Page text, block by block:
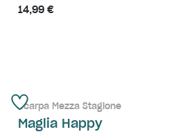
14,99 €
Scarpa Mezza Stagione
Maglia Happy